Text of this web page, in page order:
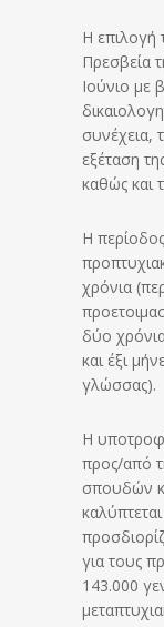
Η επιλογή
Πρεσβεία
Ιούνιο με
συνέχεια,
εξέταση
καθώς και
Η
χρόνια
δύο
και έξι
γλώσσας).
Η
προς/από
σπουδών
για τους
143.000